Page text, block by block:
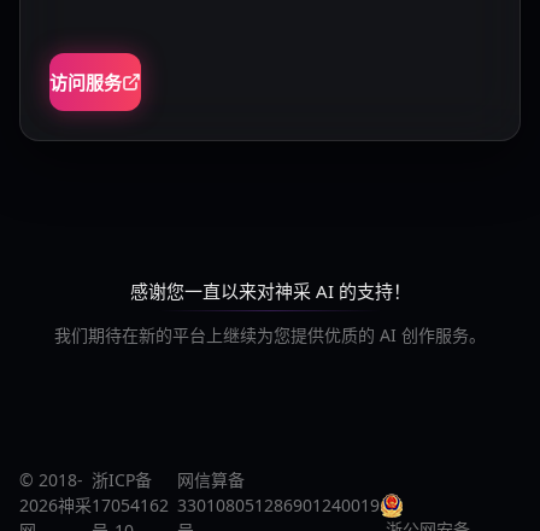
访问服务
感谢您一直以来对神采 AI 的支持！
我们期待在新的平台上继续为您提供优质的 AI 创作服务。
© 2018-
2026神采
浙ICP备
17054162
网信算备
330108051286901240019